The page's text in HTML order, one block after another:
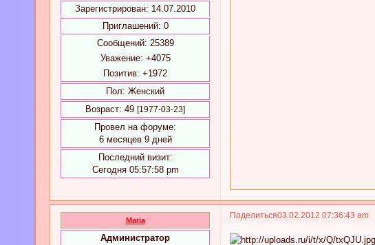
Зарегистрирован: 14.07.2010
Приглашений: 0
Сообщений: 25389
Уважение: +4075
Позитив: +1972
Пол: Женский
Возраст: 49 [1977-03-23]
Провел на форуме:
6 месяцев 9 дней
Последний визит:
Сегодня 05:57:58 pm
Поделиться03.02.2012 07:36:43 am
Maria
Администратор